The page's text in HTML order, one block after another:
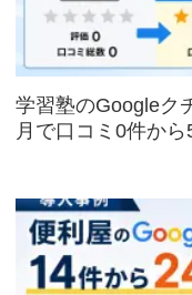
学習塾のGoogleク
月で口コミ0件か